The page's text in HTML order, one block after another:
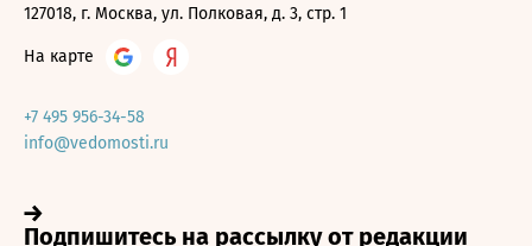
127018, г. Москва, ул. Полковая, д. 3, стр. 1
На карте
+7 495 956-34-58
info@vedomosti.ru